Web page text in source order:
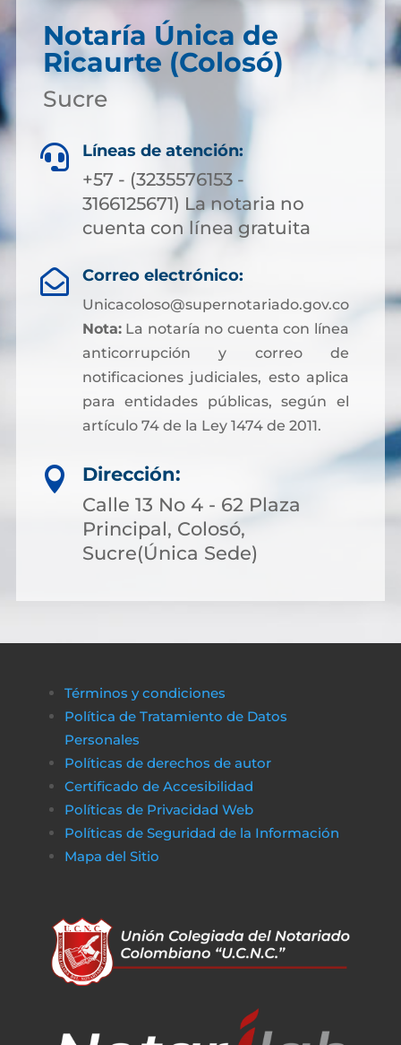
Notaría Única de
Ricaurte (Colosó)
Sucre
 Líneas de atención:
+57 - (3235576153 -
3166125671) La notaria no
cuenta con línea gratuita
 Correo electrónico:
Unicacoloso@supernotariado.gov.co
Nota:La notaría no cuenta con línea
anticorrupción y correo de
notificaciones judiciales, esto aplica
para entidades públicas, según el
artículo 74 de la Ley 1474 de 2011.

Dirección:
Calle 13 No 4 - 62 Plaza
Principal, Colosó,
Sucre(Única Sede)
Términos y condiciones
Política de Tratamiento de Datos
Personales
Políticas de derechos de autor
Certificado de Accesibilidad
Políticas de Privacidad Web
Políticas de Seguridad de la Información
Mapa del Sitio